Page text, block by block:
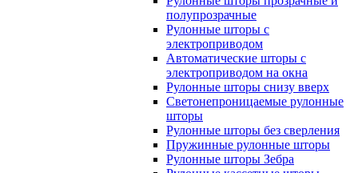
полупрозрачные
Рулонные шторы с
электроприводом
Автоматические шторы с
электроприводом на окна
Рулонные шторы снизу вверх
Светонепроницаемые рулонные
шторы
Рулонные шторы без сверления
Пружинные рулонные шторы
Рулонные шторы Зебра